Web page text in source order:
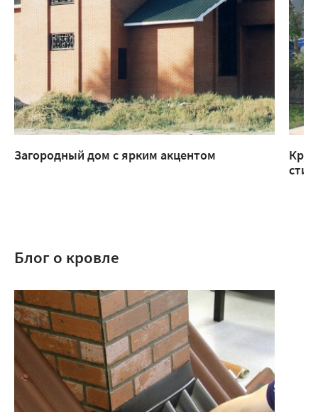
Загородный дом с ярким акцентом
Блог о кровле